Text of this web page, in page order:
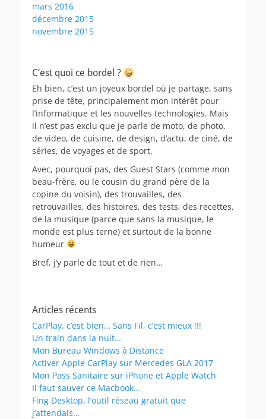
mars 2016
décembre 2015
novembre 2015
C’est quoi ce bordel ?
Eh bien, c’est un joyeux bordel où je partage, sans
prise de tête, principalement mon intérêt pour
l’informatique et les nouvelles technologies. Mais
il n’est pas exclu que je parle de moto, de photo,
de video, de cuisine, de design, d’actu, de ciné, de
séries, de voyages et de sport.
Avec, pourquoi pas, des Guest Stars (comme mon
beau-frère, ou le cousin du grand père de la
copine du voisin), des trouvailles, des
retrouvailles, des histoires, des tests, des recettes,
de la musique (parce que sans la musique, le
monde est plus terne) et surtout de la bonne
humeur
Bref, j’y parle de tout et de rien…
Articles récents
CarPlay, c’est bien… Sans Fil, c’est mieux !!!
Un train dans la nuit…
Mon Bureau Windows à Distance
Activer Apple CarPlay sur Mercedes GLA 2017
Mon Pass Sanitaire sur iPhone et Apple Watch
Il faut sauver ce Macbook…
Fing Desktop, l’outil réseau gratuit que
j’attendais…